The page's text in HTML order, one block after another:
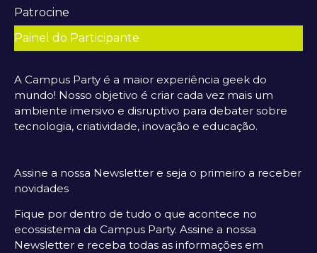
Patrocine
Painel do Participante
A Campus Party é a maior experiência geek do
mundo! Nosso objetivo é criar cada vez mais um
ambiente imersivo e disruptivo para debater sobre
tecnologia, criatividade, inovação e educação.
Assine a nossa Newsletter e seja o primeiro a receber
novidades
Fique por dentro de tudo o que acontece no
ecossistema da Campus Party. Assine a nossa
Newsletter e receba todas as informações em